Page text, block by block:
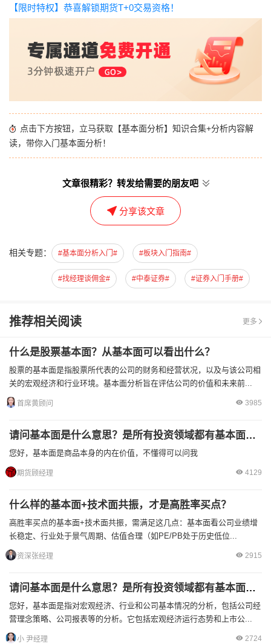
【限时特权】恭喜解锁期货T+0交易资格！
点击下方按钮，立马获取【基本面分析】知识合集+分析内容解
读，带你入门基本面分析！
文章很精彩？转发给需要的朋友吧
分享该文章
相关专题： #基本面分析入门# #板块入门指南#
#找经理谈佣金# #中泰证券# #证券入门手册#
推荐相关阅读 更多
什么是股票基本面？从基本面可以看出什么？
股票的基本面是指股票所代表的公司的财务和经营状况，以及与该公司相
关的宏观经济和行业环境。基本面分析旨在评估公司的价值和未来前...
首席黄顾问 3985
请问基本面是什么意思？是所有投资领域都有基本面吗？
您好，基本面是商品本身的内在价值，不懂得可以问我
期货顾经理 4129
什么样的基本面+技术面共振，才是高胜率买点？
高胜率买点的基本面+技术面共振，需满足这几点：基本面看公司业绩增
长稳定、行业处于景气周期、估值合理（如PE/PB处于历史低位...
资深张经理 2915
请问基本面是什么意思？是所有投资领域都有基本面吗？
您好，基本面是指对宏观经济、行业和公司基本情况的分析，包括公司经
营理念策略、公司报表等的分析。它包括宏观经济运行态势和上市公...
小 尹经理 2724